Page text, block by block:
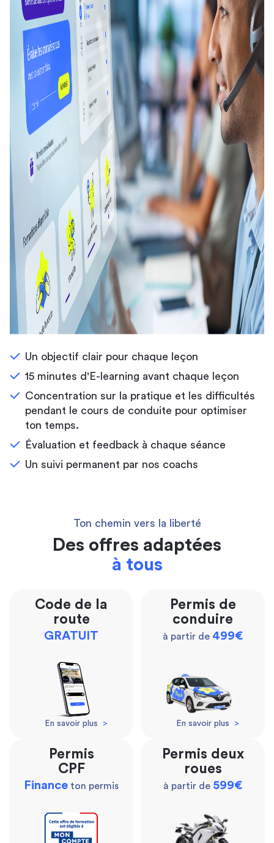
Un objectif clair pour chaque leçon
15 minutes d'E-learning avant chaque leçon
Concentration sur la pratique et les difficultés
pendant le cours de conduite pour optimiser
ton temps.
Évaluation et feedback à chaque séance
Un suivi permanent par nos coachs
Ton chemin vers la liberté
Des offres adaptées
à tous
Code de la
route
GRATUIT
En savoir plus >
Permis de
conduire
à partir de 499€
En savoir plus >
Permis
CPF
Finance ton permis
Permis deux
roues
à partir de 599€